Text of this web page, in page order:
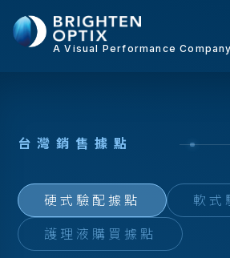
A Visual Performance Company
台灣銷 售據點
硬式驗配據點 軟式
護理液購買據點